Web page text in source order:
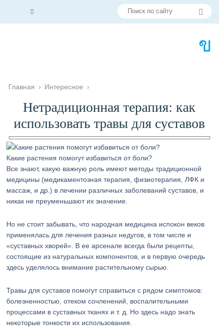
Главная › Интересное ›
Нетрадиционная терапия: как
использовать травы для суставов
Какие растения помогут избавиться от боли?
Все знают, какую важную роль имеют методы традиционной
медицины (медикаментозная терапия, физиотерапия, ЛФК и
массаж, и др.) в лечении различных заболеваний суставов, и
никак не преуменьшают их значение.
Но не стоит забывать, что народная медицина испокон веков
применялась для лечения разных недугов, в том числе и
«суставных хворей». В ее арсенале всегда были рецепты,
состоящие из натуральных компонентов, и в первую очередь
здесь уделялось внимание растительному сырью.
Травы для суставов помогут справиться с рядом симптомов:
болезненностью, отеком сочленений, воспалительными
процессами в суставных тканях и т. д. Но здесь надо знать
некоторые тонкости их использования.